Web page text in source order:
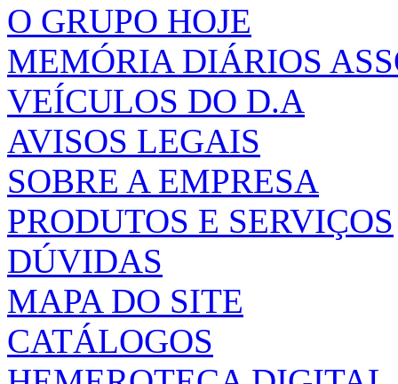
O GRUPO HOJE
MEMÓRIA DIÁRIOS
VEÍCULOS DO D.A
AVISOS LEGAIS
SOBRE A EMPRESA
PRODUTOS E SERVIÇOS
DÚVIDAS
MAPA DO SITE
CATÁLOGOS